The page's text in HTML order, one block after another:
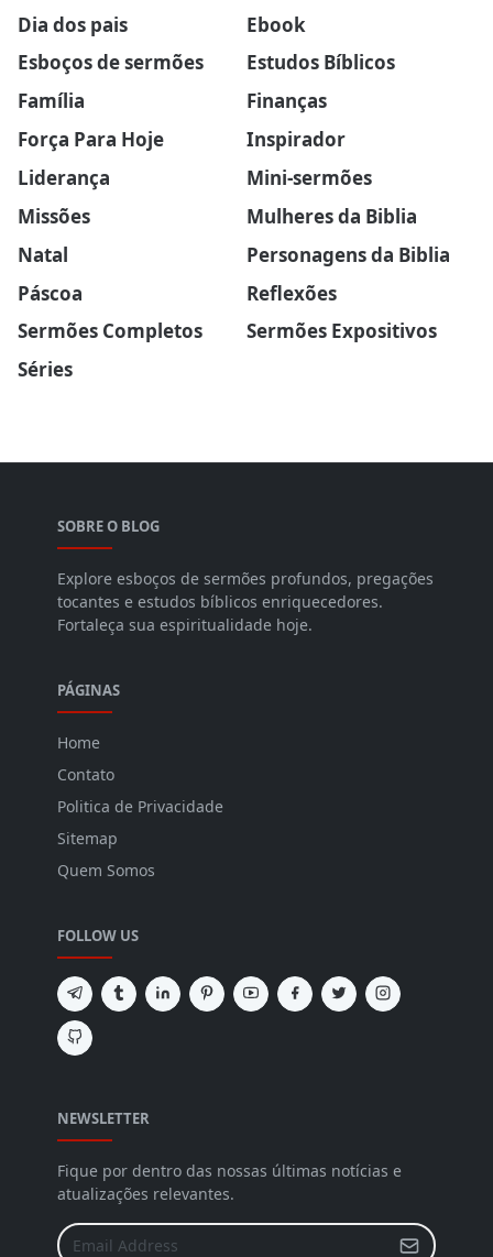
Dia dos pais
Ebook
Esboços de sermões
Estudos Bíblicos
Família
Finanças
Força Para Hoje
Inspirador
Liderança
Mini-sermões
Missões
Mulheres da Biblia
Natal
Personagens da Biblia
Páscoa
Reflexões
Sermões Completos
Sermões Expositivos
Séries
SOBRE O BLOG
Explore esboços de sermões profundos, pregações
tocantes e estudos bíblicos enriquecedores.
Fortaleça sua espiritualidade hoje.
PÁGINAS
Home
Contato
Politica de Privacidade
Sitemap
Quem Somos
FOLLOW US
NEWSLETTER
Fique por dentro das nossas últimas notícias e
atualizações relevantes.